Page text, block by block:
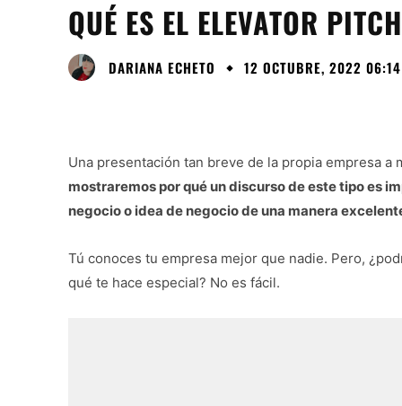
QUÉ ES EL ELEVATOR
DARIANA ECHETO 12 OCTUBRE, 2022 06:14
Una presentación tan breve de la propia empresa
mostraremos por qué un discurso de este tipo es
negocio o idea de negocio de una manera
Tú conoces tu empresa mejor que nadie. Pero,
qué te hace especial? No es fácil.